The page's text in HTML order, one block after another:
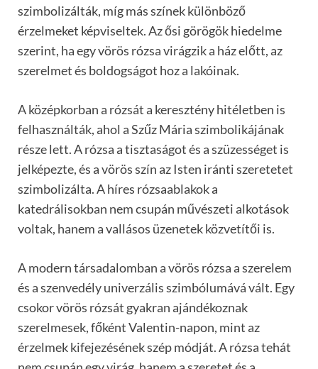
szimbolizálták, míg más színek különböző
érzelmeket képviseltek. Az ősi görögök hiedelme
szerint, ha egy vörös rózsa virágzik a ház előtt, az
szerelmet és boldogságot hoz a lakóinak.
A középkorban a rózsát a keresztény hitéletben is
felhasználták, ahol a Szűz Mária szimbolikájának
része lett. A rózsa a tisztaságot és a szüzességet is
jelképezte, és a vörös szín az Isten iránti szeretetet
szimbolizálta. A híres rózsaablakok a
katedrálisokban nem csupán művészeti alkotások
voltak, hanem a vallásos üzenetek közvetítői is.
A modern társadalomban a vörös rózsa a szerelem
és a szenvedély univerzális szimbólumává vált. Egy
csokor vörös rózsát gyakran ajándékoznak
szerelmesek, főként Valentin-napon, mint az
érzelmek kifejezésének szép módját. A rózsa tehát